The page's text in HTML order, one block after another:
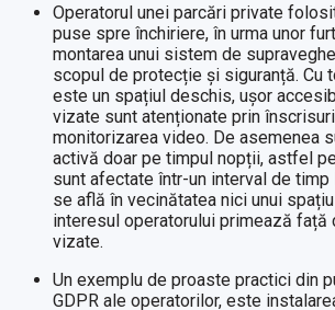
Operatorul unei parcări private
puse spre închiriere, în urma unor
montarea unui sistem de
scopul de protecție și siguranță. Cu
este un spațiul deschis, ușor
vizate sunt atenționate prin
monitorizarea video. De asemenea
activă doar pe timpul nopții, astfel
sunt afectate într-un interval de timp
se află în vecinătatea nici unui
interesul operatorului primează față
vizate.
Un exemplu de proaste practici din
GDPR ale operatorilor, este